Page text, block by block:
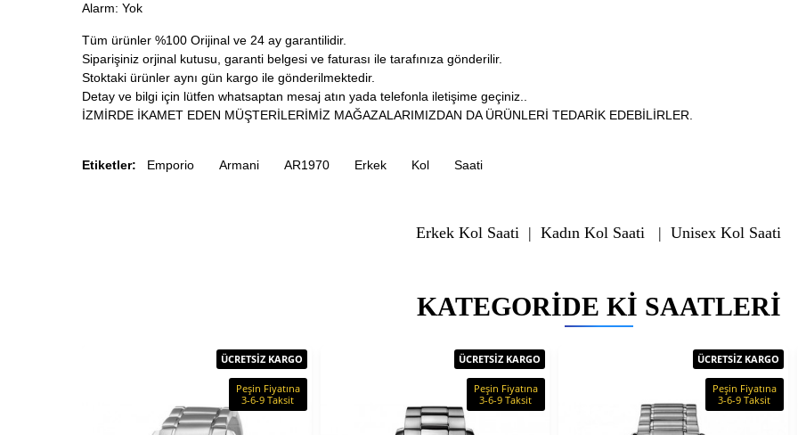
Alarm: Yok
Tüm ürünler %100 Orijinal ve 24 ay garantilidir.
Siparişiniz orjinal kutusu, garanti belgesi ve faturası ile tarafınıza gönderilir.
Stoktaki ürünler aynı gün kargo ile gönderilmektedir.
Detay ve bilgi için lütfen whatsaptan mesaj atın yada telefonla iletişime geçiniz..
İZMİRDE İKAMET EDEN MÜŞTERİLERİMİZ MAĞAZALARIMIZDAN DA ÜRÜNLERİ TEDARİK EDEBİLİRLER.
Etiketler: Emporio Armani AR1970 Erkek Kol Saati
Erkek Kol Saati | Kadın Kol Saati | Unisex Kol Saati
KATEGORIDE KI SAATLERI
ÜCRETSİZ KARGO
Peşin Fiyatına
3-6-9 Taksit
ÜCRETSİZ KARGO
Peşin Fiyatına
3-6-9 Taksit
ÜCRETSİZ KARGO
Peşin Fiyatına
3-6-9 Taksit